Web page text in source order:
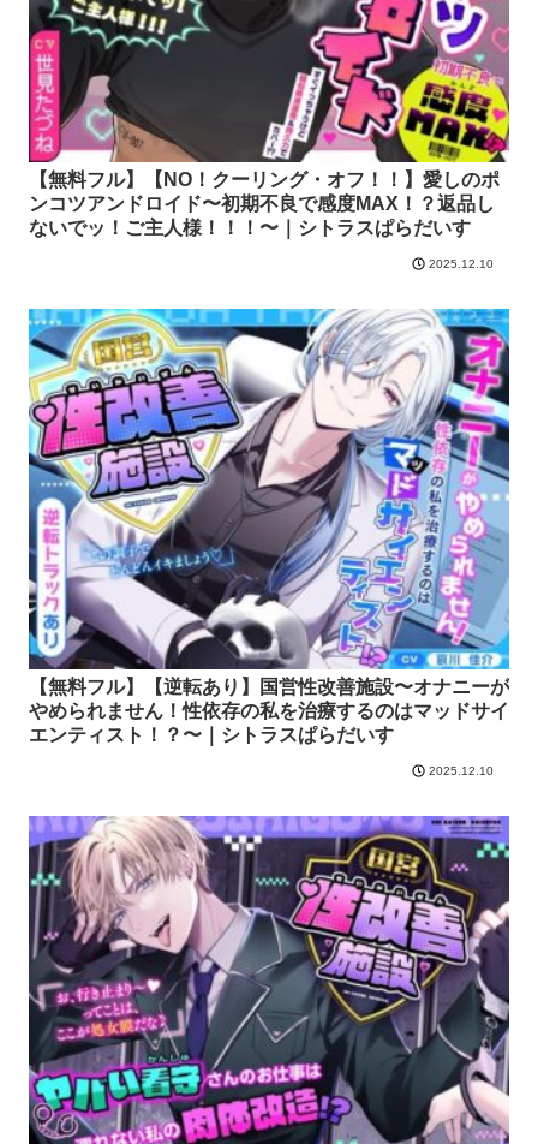
【無料フル】【NO！クーリング・オフ！！】愛しのポ
ンコツアンドロイド〜初期不良で感度MAX！？返品し
ないでッ！ご主人様！！！〜｜シトラスぱらだいす
2025.12.10
【無料フル】【逆転あり】国営性改善施設〜オナニーが
やめられません！性依存の私を治療するのはマッドサイ
エンティスト！？〜｜シトラスぱらだいす
2025.12.10